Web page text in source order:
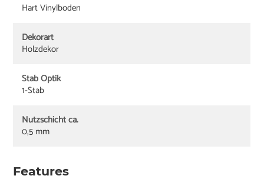
Hart Vinylboden
Dekorart
Holzdekor
Stab Optik
1-Stab
Nutzschicht ca.
0,5 mm
Features